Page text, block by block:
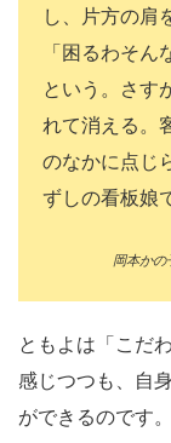
し、片方の肩
「困るわそん
という。さす
れて消える。
のなかに点じ
ずしの看板娘
岡本かの
ともよは「こだ
感じつつも、自
ができるのです。